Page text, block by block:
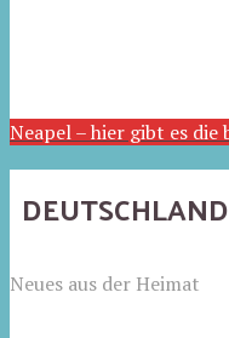
Neapel – hier gibt es die
DEUTSCHLAND
Neues aus der Heimat